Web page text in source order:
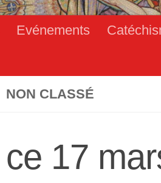
Evénements
NON CLASSÉ
ce 17